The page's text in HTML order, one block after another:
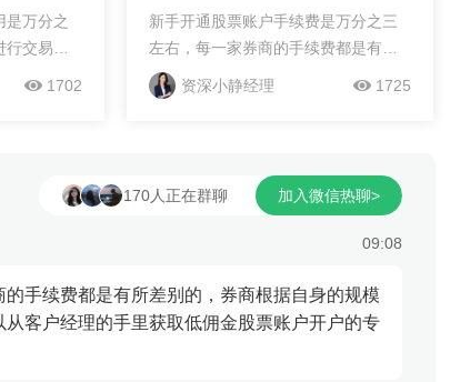
是万分之
交易时
续费是
系客户
1702
新手开通股票账户手续费是万分之三
左右，每一家券商的手续费都是有所
差别的，券商根据自身的规模及运作
的成本制定了默认的手续费标准，开
资深小静经理 1725
09:08
手续费都是有所差别的，券商根据自身的规模
客户经理的手里获取低佣金股票账户开户的专
170人正在群聊 加入微信热聊>